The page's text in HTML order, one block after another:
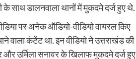
के साथ डालनवाला थानों में मुकदमे दर्ज हुए थे.
पर अनेक ऑडियो-वीडियो वायरल किए
वाला कंटेंट था. इन वीडियो ने उत्तराखंड की
और उर्मिला सनावर के खिलाफ मुकदमे दर्ज हुए